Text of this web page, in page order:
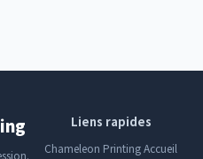
Liens rapides
Chameleon Printing Accueil